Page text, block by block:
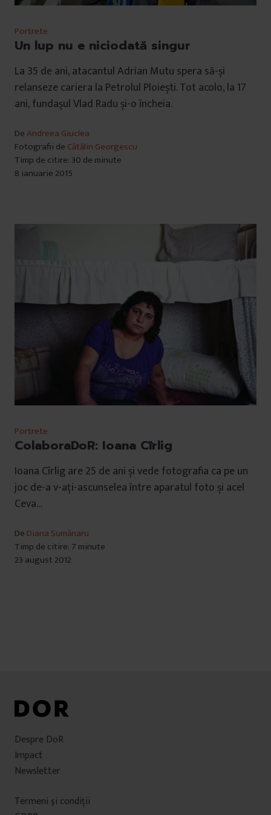
Portrete
Un lup nu e niciodată singur
La 35 de ani, atacantul Adrian Mutu spera să-și
relanseze cariera la Petrolul Ploiești. Tot acolo, la 17
ani, fundașul Vlad Radu și-o încheia.
DeAndreea Giuclea
Fotografii de Cătălin Georgescu
Timp de citire: 30 de minute
8 ianuarie 2015
Portrete
ColaboraDoR: Ioana Cîrlig
Ioana Cîrlig are 25 de ani și vede fotografia ca pe un
joc de-a v-ați-ascunselea între aparatul foto și acel
Ceva…
De Diana Sumănaru
Timp de citire: 7 minute
23 august 2012
Despre DoR
Impact
Newsletter
Termeni şi condiţii